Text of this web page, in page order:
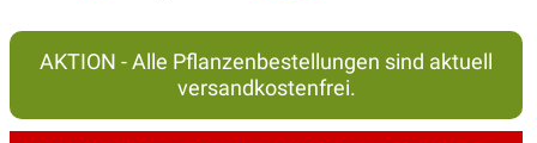
AKTION - Alle Pflanzenbestellungen sind aktuell
versandkostenfrei.